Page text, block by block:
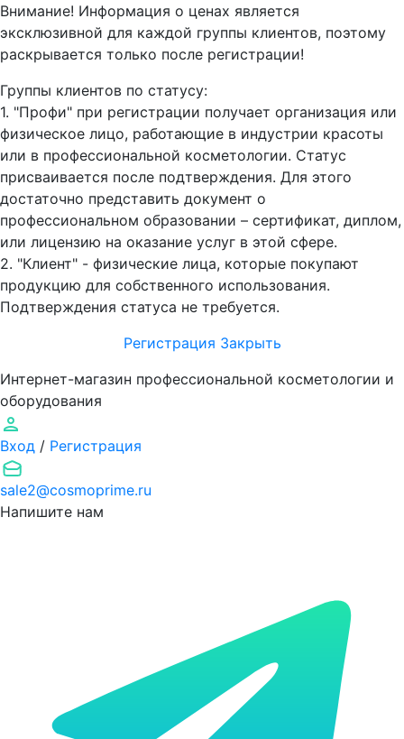
Внимание! Информация о ценах является
эксклюзивной для каждой группы клиентов, поэтому
раскрывается только после регистрации!
Группы клиентов по статусу:
1. "Профи" при регистрации получает организация или
физическое лицо, работающие в индустрии красоты
или в профессиональной косметологии. Статус
присваивается после подтверждения. Для этого
достаточно представить документ о
профессиональном образовании – сертификат, диплом,
или лицензию на оказание услуг в этой сфере.
2. "Клиент" - физические лица, которые покупают
продукцию для собственного использования.
Подтверждения статуса не требуется.
Регистрация Закрыть
Интернет-магазин профессиональной косметологии и
оборудования
Вход / Регистрация
sale2@cosmoprime.ru
Напишите нам